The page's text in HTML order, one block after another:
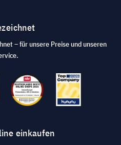
– für unsere Preise und unseren
einkaufen